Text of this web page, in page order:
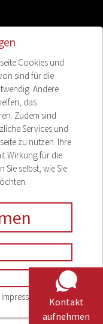
Cookies und
sind für die
Andere
das
Zudem sind
Services und
zu nutzen. Ihre
Wirkung für die
selbst, wie Sie
Impressum
Kontakt
aufnehmen